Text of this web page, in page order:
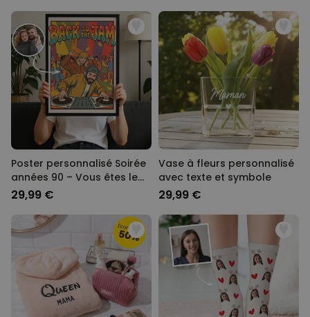
Poster personnalisé Soirée
années 90 – Vous êtes le
DJ
29,99 €
Vase à fleurs personnalisé
avec texte et symbole
29,99 €